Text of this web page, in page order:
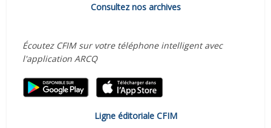
Consultez nos archives
Écoutez CFIM sur votre téléphone intelligent avec
l'application ARCQ
Ligne éditoriale CFIM